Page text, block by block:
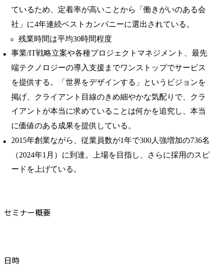
ているため、定着率が高いことから「働きがいのある会
社」に4年連続ベストカンパニーに選出されている。
残業時間は平均30時間程度
事業/IT戦略立案や各種プロジェクトマネジメント、最先
端テクノロジーの導入支援までワンストップでサービス
を提供する。「世界をデザインする」というビジョンを
掲げ、クライアント目線のきめ細やかな気配りで、クラ
イアントが本当に求めていることは何かを追究し、本当
に価値のある成果を提供している。
2015年創業ながら、従業員数が1年で300人強増加の736名
（2024年1月）に到達。上場を目指し、さらに採用のスピ
ードを上げている。
セミナー概要
日時